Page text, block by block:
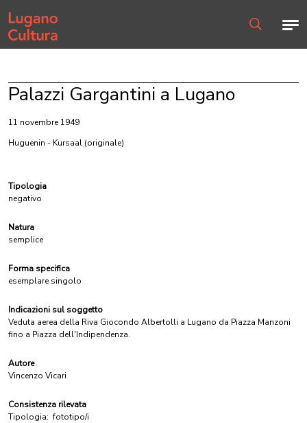
Home page
Palazzi Gargantini a Lugano
11 novembre 1949
Huguenin - Kursaal (originale)
Tipologia
negativo
Natura
semplice
Forma specifica
esemplare singolo
Indicazioni sul soggetto
Veduta aerea della Riva Giocondo Albertolli a Lugano da Piazza Manzoni
fino a Piazza dell'Indipendenza.
Autore
Vincenzo Vicari
Consistenza rilevata
Tipologia: fototipo/i